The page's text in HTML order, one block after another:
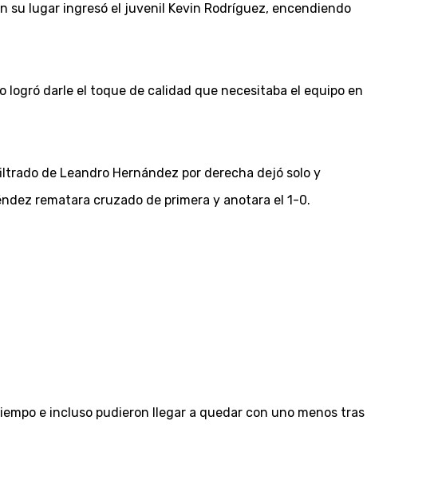
su lugar ingresó el juvenil Kevin Rodríguez, encendiendo
darle el toque de calidad que necesitaba el equipo en
de Leandro Hernández por derecha dejó solo y
rematara cruzado de primera y anotara el 1-0.
e incluso pudieron llegar a quedar con uno menos tras